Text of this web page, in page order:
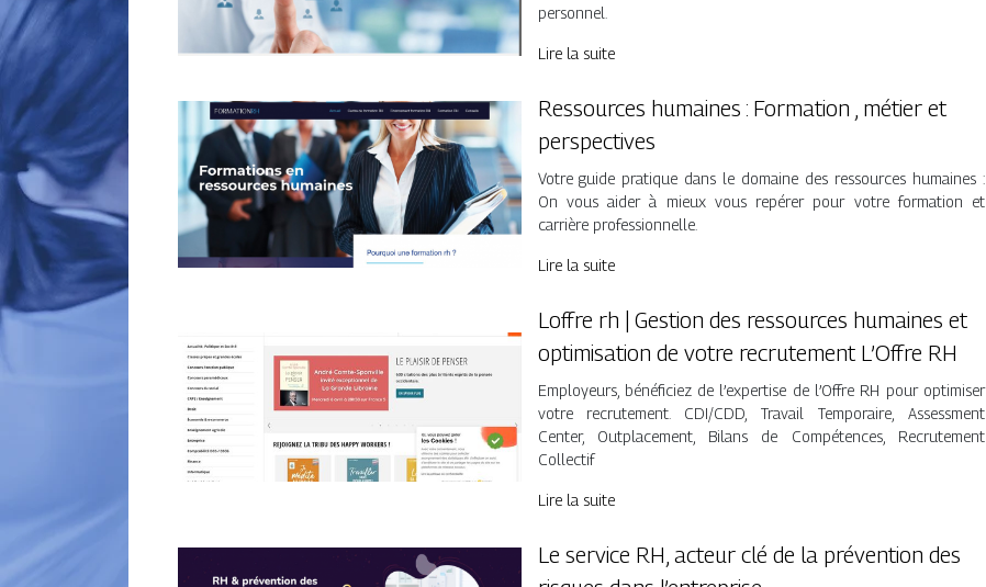
personnel.
Lire la suite
Ressources humaines : Formation , métier et
perspectives
Votre guide pratique dans le domaine des ressources humaines :
On vous aider à mieux vous repérer pour votre formation et
carrière professionnelle.
Lire la suite
Loffre rh | Gestion des ressources humaines et
op­timisa­tion de votre recrutement L’Offre RH
Employeurs, bénéficiez de l’expertise de l’Offre RH pour optimiser
votre recrutement. CDI/CDD, Travail Temporaire, Assessment
Center, Outplacement, Bilans de Compétences, Recrutement
Collectif
Lire la suite
Le service RH, acteur clé de la prévention des